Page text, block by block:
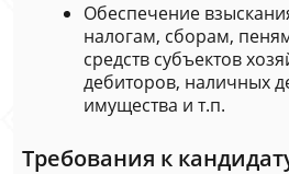
Обеспечение
налогам, сборам,
средств субъектов
дебиторов, наличных
имущества и т.п.
Требования к